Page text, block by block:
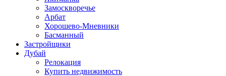
Замоскворечье
Арбат
Хорошево-Мневники
Басманный
Застройщики
Дубай
Релокация
Купить недвижимость